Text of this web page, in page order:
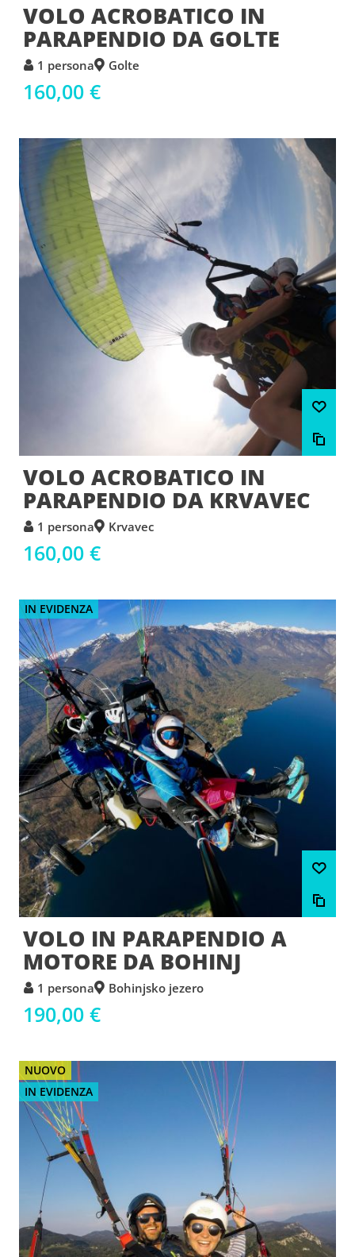
VOLO ACROBATICO IN
PARAPENDIO DA GOLTE
1 persona Golte
160,00 €
VOLO ACROBATICO IN
PARAPENDIO DA KRVAVEC
1 persona Krvavec
160,00 €
IN EVIDENZA
VOLO IN PARAPENDIO A
MOTORE DA BOHINJ
1 persona Bohinjsko jezero
190,00 €
NUOVO
IN EVIDENZA